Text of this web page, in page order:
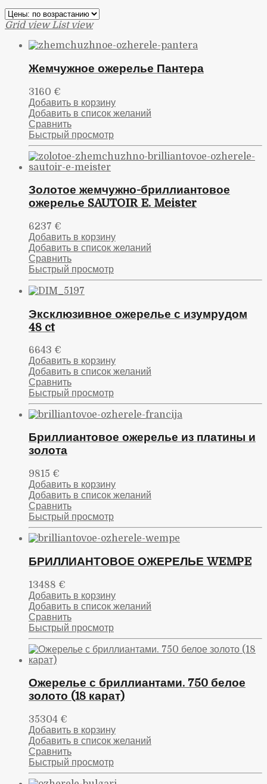
Grid view List view
Жемчужное ожерелье Пантера
3160 €
Добавить в корзину
Добавить в список желаний
Сравнить
Быстрый просмотр
Золотое жемчужно-бриллиантовое
ожерелье SAUTOIR E. Meister
6237 €
Добавить в корзину
Добавить в список желаний
Сравнить
Быстрый просмотр
Эксклюзивное ожерелье с изумрудом
48 ct
6643 €
Добавить в корзину
Добавить в список желаний
Сравнить
Быстрый просмотр
Бриллиантовое ожерелье из платины и
золота
9815 €
Добавить в корзину
Добавить в список желаний
Сравнить
Быстрый просмотр
БРИЛЛИАНТОВОЕ ОЖЕРЕЛЬЕ WEMPE
13488 €
Добавить в корзину
Добавить в список желаний
Сравнить
Быстрый просмотр
Ожерелье с бриллиантами. 750 белое
золото (18 карат)
35304 €
Добавить в корзину
Добавить в список желаний
Сравнить
Быстрый просмотр